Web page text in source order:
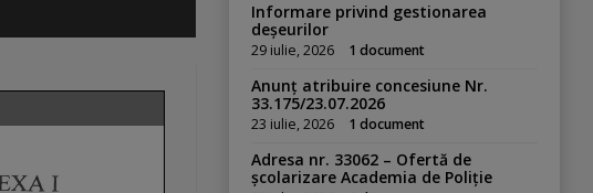
Informare privind gestionarea
deșeurilor
29 iulie, 2026 1 document
Anunț atribuire concesiune Nr.
33.175/23.07.2026
23 iulie, 2026 1 document
Adresa nr. 33062 – Ofertă de
școlarizare Academia de Poliție